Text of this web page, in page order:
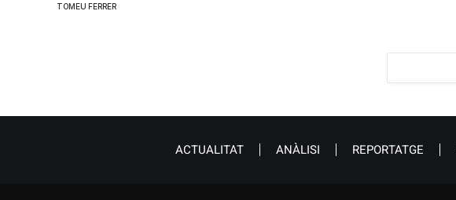
TOMEU FERRER
ACTUALITAT ANÀLISI REPORTATGE